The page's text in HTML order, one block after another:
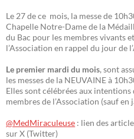
Le 27 de ce mois, la messe de
Chapelle Notre-Dame de la
du Bac pour les membres vivants
l’Association en rappel du jour de
Le premier mardi du mois, sont
les messes de la NEUVAINE à
Elles sont célébrées aux intentions
membres de l’Association (sauf en
@MedMiraculeuse : lien des
sur X (Twitter)